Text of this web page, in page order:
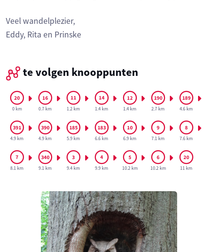
Veel wandelplezier,
Eddy, Rita en Prinske
te volgen knooppunten
0 km 0.7 km 1.2 km 1.4 km 1.4 km 2.7 km 4.6 km
4.9 km 4.9 km 5.9 km 6.6 km 6.9 km 7.1 km 7.6 km
8.1 km 9.1 km 9.4 km 9.9 km 10.2 km 10.2 km 11 km